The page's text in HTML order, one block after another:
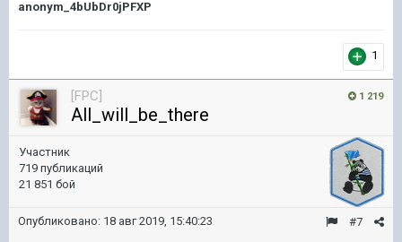
anonym_4bUbDr0jPFXP
1
1 219
[FPC]
All_will_be_there
Участник
719 публикаций
21 851 бой
#7
Опубликовано: 18 авг 2019, 15:40:23